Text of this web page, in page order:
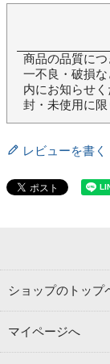
商品の品質に
一不良・破損
内にお知らせ
封・未使用に限
レビューを書く
ショップのトップ
マイページへ